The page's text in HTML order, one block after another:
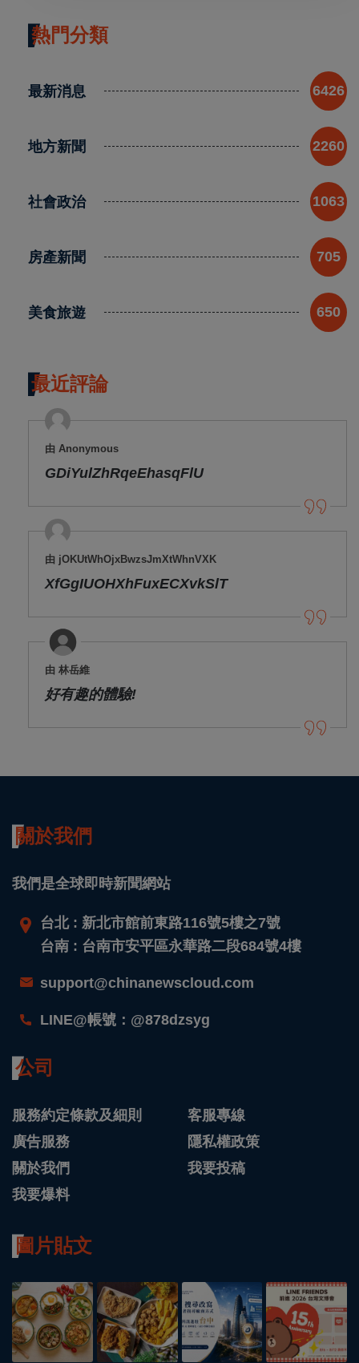
熱門分類
最新消息 6426
地方新聞 2260
社會政治 1063
房產新聞 705
美食旅遊 650
最近評論
由 Anonymous
GDiYulZhRqeEhasqFlU
由 jOKUtWhOjxBwzsJmXtWhnVXK
XfGgIUOHXhFuxECXvkSlT
由 林岳維
好有趣的體驗!
關於我們
我們是全球即時新聞網站
台北 : 新北市館前東路116號5樓之7號
台南 : 台南市安平區永華路二段684號4樓
support@chinanewscloud.com
LINE@帳號：@878dzsyg
公司
服務約定條款及細則
客服專線
廣告服務
隱私權政策
關於我們
我要投稿
我要爆料
圖片貼文